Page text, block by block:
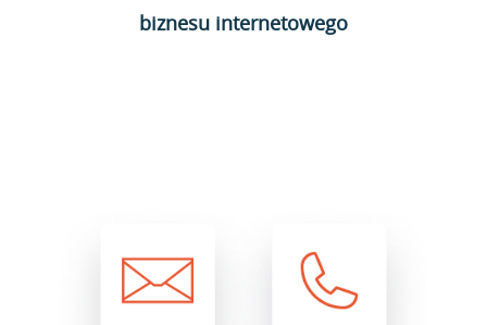
biznesu internetowego